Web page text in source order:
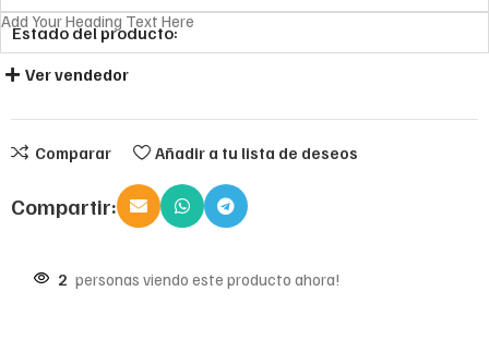
Estado del producto:
Add Your Heading Text Here
Ver vendedor
Comparar Añadir a tu lista de deseos
Compartir:
2 personas viendo este producto ahora!